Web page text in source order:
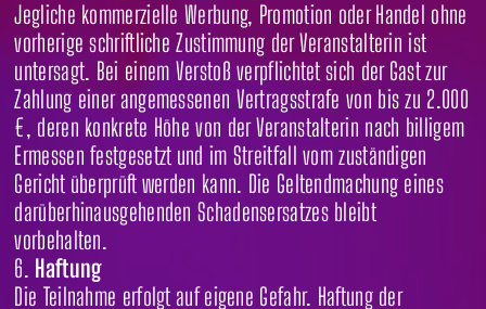
Jegliche kommerzielle Werbung, Promotion oder Handel ohne
vorherige schriftliche Zustimmung der Veranstalterin ist
untersagt. Bei einem Verstoß verpflichtet sich der Gast zur
Zahlung einer angemessenen Vertragsstrafe von bis zu 2.000
€, deren konkrete Höhe von der Veranstalterin nach billigem
Ermessen festgesetzt und im Streitfall vom zuständigen
Gericht überprüft werden kann. Die Geltendmachung eines
darüberhinausgehenden Schadensersatzes bleibt
vorbehalten.
Haftung
Die Teilnahme erfolgt auf eigene Gefahr. Haftung der